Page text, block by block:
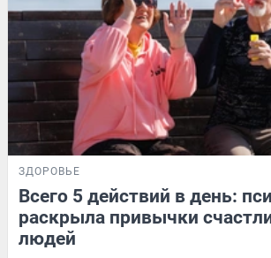
ЗДОРОВЬЕ
Всего 5 действий в день:
раскрыла привычки
людей